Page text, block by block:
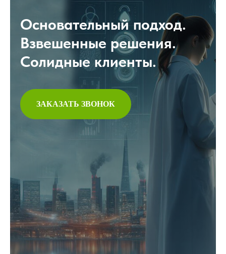
Основательный подход.
Взвешенные решения.
Солидные клиенты.
ЗАКАЗАТЬ ЗВОНОК